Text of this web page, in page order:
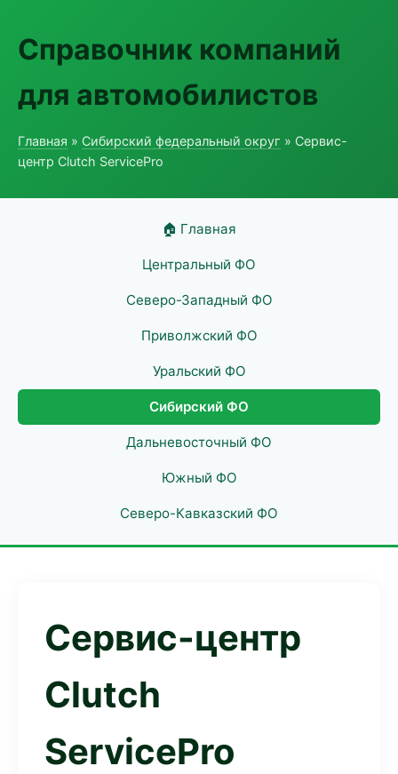
Справочник компаний
для автомобилистов
Главная » Сибирский федеральный округ » Сервис-
центр Clutch ServicePro
🏠 Главная
Центральный ФО
Северо-Западный ФО
Приволжский ФО
Уральский ФО
Сибирский ФО
Дальневосточный ФО
Южный ФО
Северо-Кавказский ФО
Сервис-центр
Clutch
ServicePro